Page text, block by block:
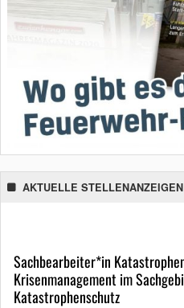
AKTUELLE STELLENANZEIGEN
Sachbearbeiter*in
Krisenmanagement im
Katastrophenschutz